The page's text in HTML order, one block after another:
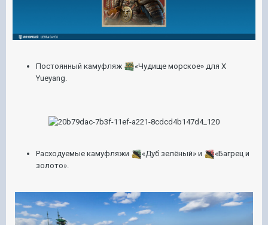
Постоянный камуфляж «Чудище морское» для X
Yueyang
Расходуемые камуфляжи «Дуб зелёный» и
«Багрец и
золото».